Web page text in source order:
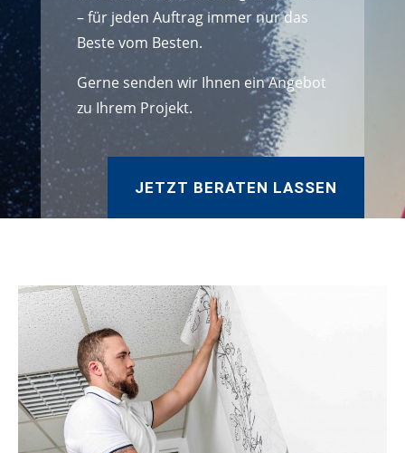
– für jeden Auftrag immer nur das
Beste vom Besten.
Gerne senden wir Ihnen ein Angebot
zu Ihrem Projekt.
JETZT BERATEN LASSEN